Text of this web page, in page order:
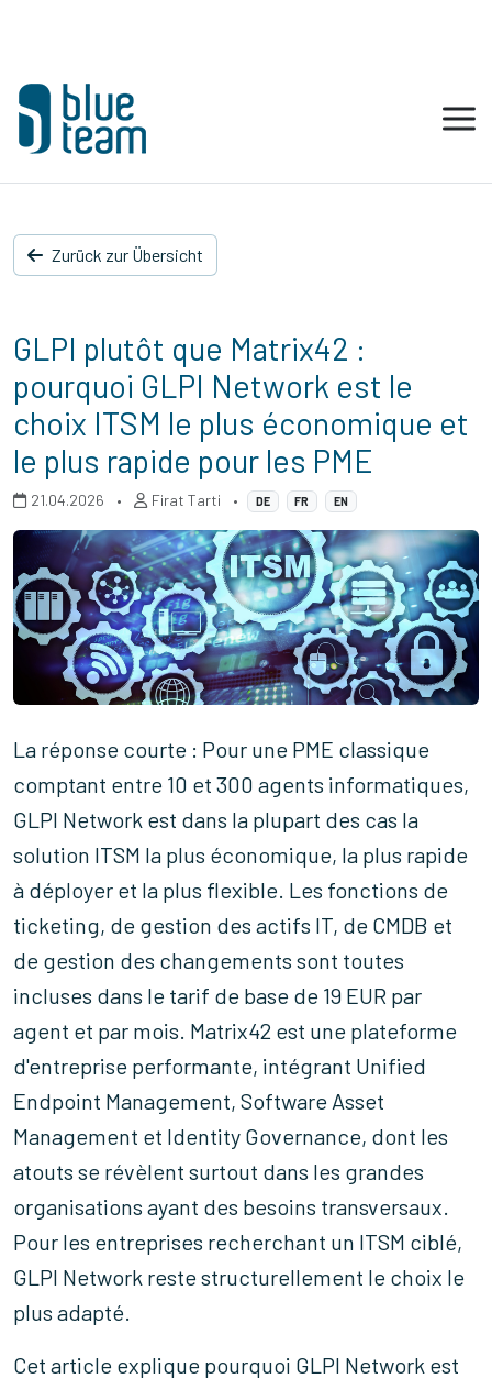
Zurück zur Übersicht
GLPI plutôt que Matrix42 :
pourquoi GLPI Network est le
choix ITSM le plus économique et
le plus rapide pour les PME
21.04.2026 • Firat Tarti • DE FR EN
La réponse courte : Pour une PME classique
comptant entre 10 et 300 agents informatiques,
GLPI Network est dans la plupart des cas la
solution ITSM la plus économique, la plus rapide
à déployer et la plus flexible. Les fonctions de
ticketing, de gestion des actifs IT, de CMDB et
de gestion des changements sont toutes
incluses dans le tarif de base de 19 EUR par
agent et par mois. Matrix42 est une plateforme
d'entreprise performante, intégrant Unified
Endpoint Management, Software Asset
Management et Identity Governance, dont les
atouts se révèlent surtout dans les grandes
organisations ayant des besoins transversaux.
Pour les entreprises recherchant un ITSM ciblé,
GLPI Network reste structurellement le choix le
plus adapté.
Cet article explique pourquoi GLPI Network est